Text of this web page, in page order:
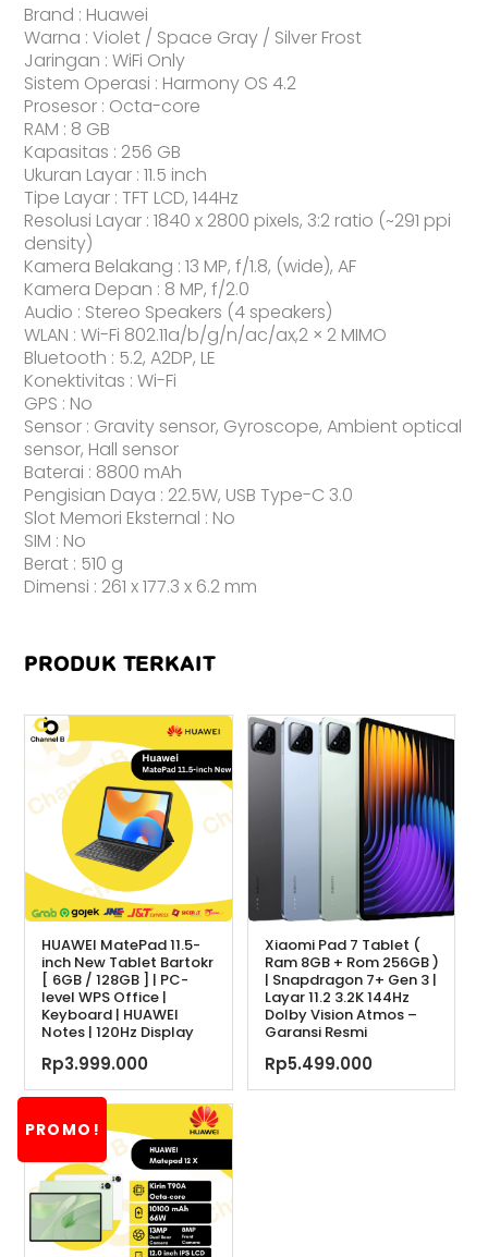
Brand : Huawei
Warna : Violet / Space Gray / Silver Frost
Jaringan : WiFi Only
Sistem Operasi : Harmony OS 4.2
Prosesor : Octa-core
RAM : 8 GB
Kapasitas : 256 GB
Ukuran Layar : 11.5 inch
Tipe Layar : TFT LCD, 144Hz
Resolusi Layar : 1840 x 2800 pixels, 3:2 ratio (~291 ppi
density)
Kamera Belakang : 13 MP, f/1.8, (wide), AF
Kamera Depan : 8 MP, f/2.0
Audio : Stereo Speakers (4 speakers)
WLAN : Wi-Fi 802.11a/b/g/n/ac/ax,2 × 2 MIMO
Bluetooth : 5.2, A2DP, LE
Konektivitas : Wi-Fi
GPS : No
Sensor : Gravity sensor, Gyroscope, Ambient optical
sensor, Hall sensor
Baterai : 8800 mAh
Pengisian Daya : 22.5W, USB Type-C 3.0
Slot Memori Eksternal : No
SIM : No
Berat : 510 g
Dimensi : 261 x 177.3 x 6.2 mm
PRODUK TERKAIT
HUAWEI MatePad 11.5-
inch New Tablet Bartokr
[ 6GB / 128GB ] | PC-
level WPS Office |
Keyboard | HUAWEI
Notes | 120Hz Display
Rp3.999.000
Xiaomi Pad 7 Tablet (
Ram 8GB + Rom 256GB )
| Snapdragon 7+ Gen 3 |
Layar 11.2 3.2K 144Hz
Dolby Vision Atmos –
Garansi Resmi
Rp5.499.000
PROMO!